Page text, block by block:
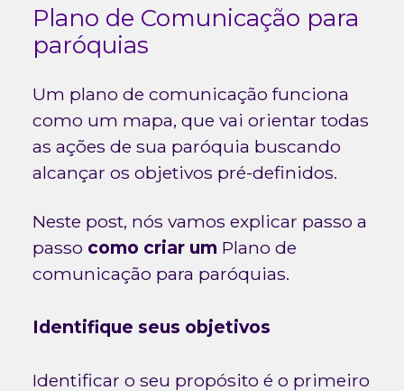
Plano de Comunicação para
paróquias
Um plano de comunicação funciona
como um mapa, que vai orientar todas
as ações de sua paróquia buscando
alcançar os objetivos pré-definidos.
Neste post, nós vamos explicar passo a
passo como criar um Plano de
comunicação para paróquias.
Identifique seus objetivos
Identificar o seu propósito é o primeiro